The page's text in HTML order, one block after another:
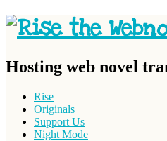
Hosting web novel
Rise
Originals
Support Us
Night Mode